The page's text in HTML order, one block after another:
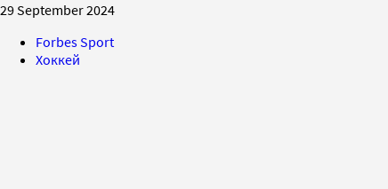
29 September 2024
Forbes Sport
Хоккей